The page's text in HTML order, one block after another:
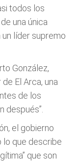
todos los
una única
líder supremo
González,
El Arca, una
de los
después”.
el gobierno
lo que describe
que son